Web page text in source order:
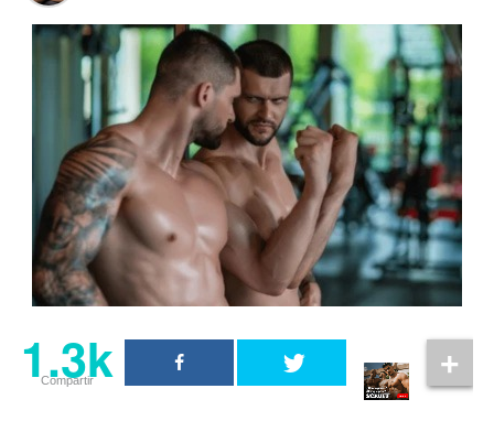
1.3k
Compartir